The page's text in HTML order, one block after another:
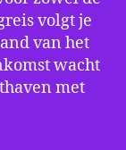
volgt je
van het
wacht
met